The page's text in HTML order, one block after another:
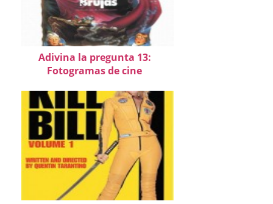
Adivina la pregunta 13:
Fotogramas de cine